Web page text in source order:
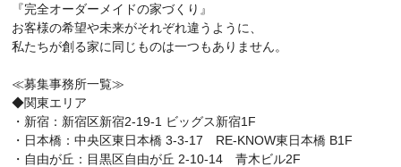
『完全オーダーメイドの家づくり』
お客様の希望や未来がそれぞれ違うように、
私たちが創る家に同じものは一つもありません。
≪募集事務所一覧≫
◆関東エリア
・新宿：新宿区新宿2-19-1 ビッグス新宿1F
・日本橋：中央区東日本橋 3-3-17 RE-KNOW東日本橋 B1F
・自由が丘：目黒区自由が丘 2-10-14 青木ビル2F